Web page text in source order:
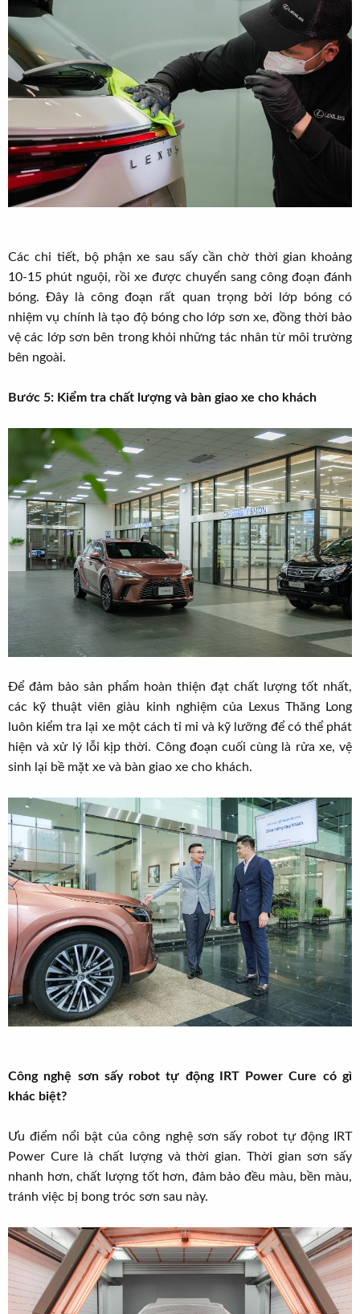
Các chi tiết, bộ phận xe sau sấy cần chờ thời gian khoảng
10-15 phút nguội, rồi xe được chuyển sang công đoạn đánh
bóng. Đây là công đoạn rất quan trọng bởi lớp bóng có
nhiệm vụ chính là tạo độ bóng cho lớp sơn xe, đồng thời bảo
vệ các lớp sơn bên trong khỏi những tác nhân từ môi trường
bên ngoài.
Bước 5: Kiểm tra chất lượng và bàn giao xe cho khách
Để đảm bảo sản phẩm hoàn thiện đạt chất lượng tốt nhất,
các kỹ thuật viên giàu kinh nghiệm của Lexus Thăng Long
luôn kiểm tra lại xe một cách tỉ mỉ và kỹ lưỡng để có thể phát
hiện và xử lý lỗi kịp thời. Công đoạn cuối cùng là rửa xe, vệ
sinh lại bề mặt xe và bàn giao xe cho khách.
Công nghệ sơn sấy robot tự động IRT Power Cure có gì
khác biệt?
Ưu điểm nổi bật của công nghệ sơn sấy robot tự động IRT
Power Cure là chất lượng và thời gian. Thời gian sơn sấy
nhanh hơn, chất lượng tốt hơn, đảm bảo đều màu, bền màu,
tránh việc bị bong tróc sơn sau này.